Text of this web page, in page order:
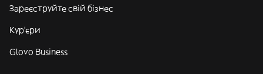
Зареєструйте свій бізнес
Кур'єри
Glovo Business